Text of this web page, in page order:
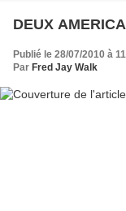
DEUX
Publié le 28/07/2010 à
Par Fred Jay Walk